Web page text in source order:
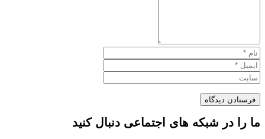
ما را در شبکه های اجتماعی دنبال کنید